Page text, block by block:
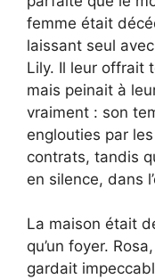
femme était
laissant seul
Lily. Il leur offrait
mais peinait à
vraiment : son
englouties par
contrats, tandis
en silence, dans
La maison était
qu’un foyer.
gardait